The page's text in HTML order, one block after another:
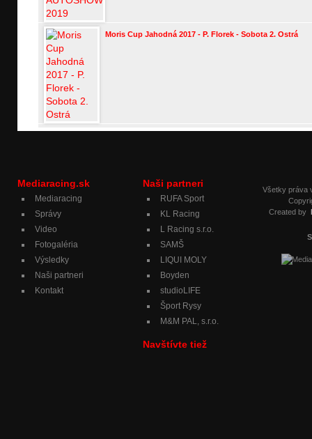
Moris Cup Jahodná 2017 - P. Florek - Sobota 2. Ostrá
Mediaracing.sk
Mediaracing
Správy
Video
Fotogaléria
Výsledky
Naši partneri
Kontakt
Všetky práva
Created by
Naši partneri
RUFA Sport
KL Racing
L Racing s.r.o.
SAMŠ
LIQUI MOLY
Boyden
studioLIFE
Šport Rysy
M&M PAL, s.r.o.
Navštívte tiež